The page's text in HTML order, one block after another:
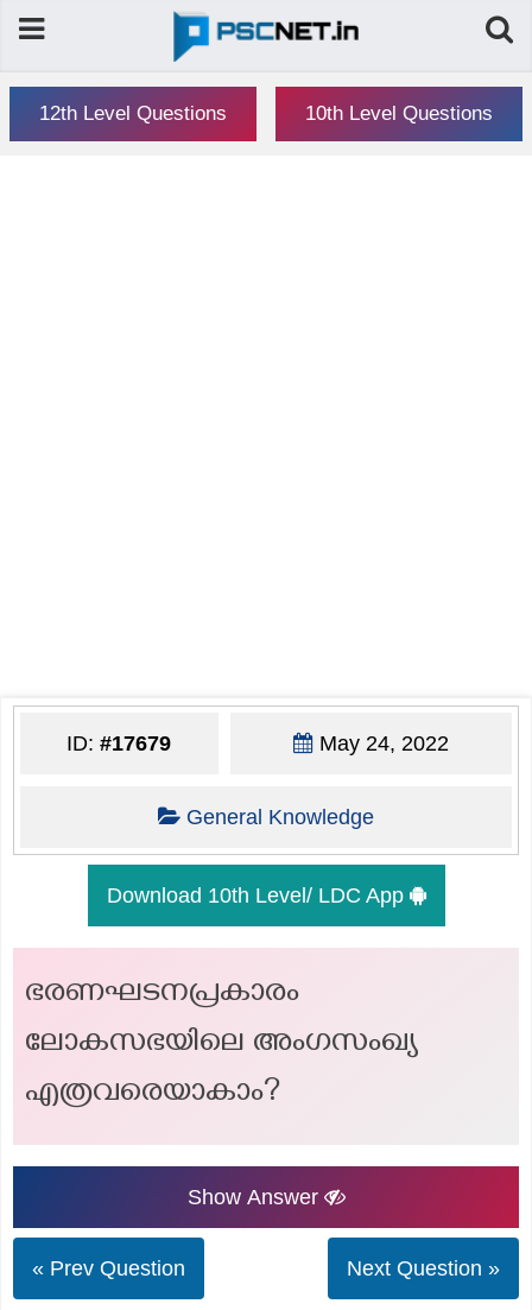
12th Level Questions 10th Level Questions
ID:#17679 May 24, 2022
General Knowledge
Download 10th Level/ LDC App
ഭരണഘടനപ്രകാരം
ലോകസഭയിലെ അംഗസംഖ്യ
എത്രവരെയാകാം?
Show Answer
« Prev Question Next Question »